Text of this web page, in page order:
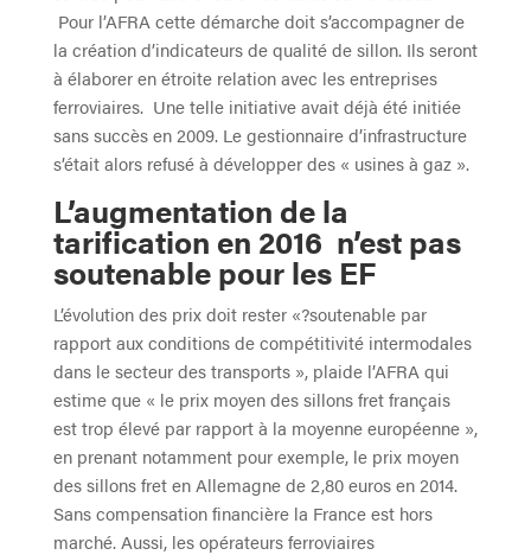
Pour l’AFRA cette démarche doit s’accompagner de
la création d’indicateurs de qualité de sillon. Ils seront
à élaborer en étroite relation avec les entreprises
ferroviaires. Une telle initiative avait déjà été initiée
sans succès en 2009. Le gestionnaire d’infrastructure
s’était alors refusé à développer des « usines à gaz ».
L’augmentation de la
tarification en 2016 n’est pas
soutenable pour les EF
L’évolution des prix doit rester «?soutenable par
rapport aux conditions de compétitivité intermodales
dans le secteur des transports », plaide l’AFRA qui
estime que « le prix moyen des sillons fret français
est trop élevé par rapport à la moyenne européenne »,
en prenant notamment pour exemple, le prix moyen
des sillons fret en Allemagne de 2,80 euros en 2014.
Sans compensation financière la France est hors
marché. Aussi, les opérateurs ferroviaires